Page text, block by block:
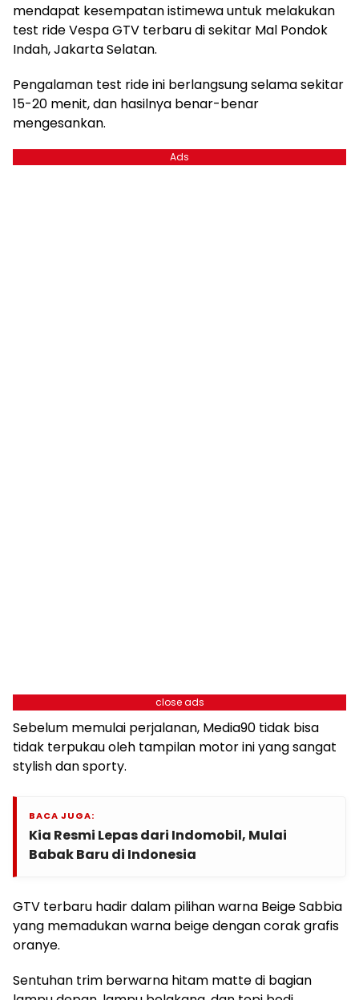
mendapat kesempatan istimewa untuk melakukan
test ride Vespa GTV terbaru di sekitar Mal Pondok
Indah, Jakarta Selatan.
Pengalaman test ride ini berlangsung selama sekitar
15-20 menit, dan hasilnya benar-benar
mengesankan.
Ads
close ads
Sebelum memulai perjalanan, Media90 tidak bisa
tidak terpukau oleh tampilan motor ini yang sangat
stylish dan sporty.
BACA JUGA:
Kia Resmi Lepas dari Indomobil, Mulai
Babak Baru di Indonesia
GTV terbaru hadir dalam pilihan warna Beige Sabbia
yang memadukan warna beige dengan corak grafis
oranye.
Sentuhan trim berwarna hitam matte di bagian